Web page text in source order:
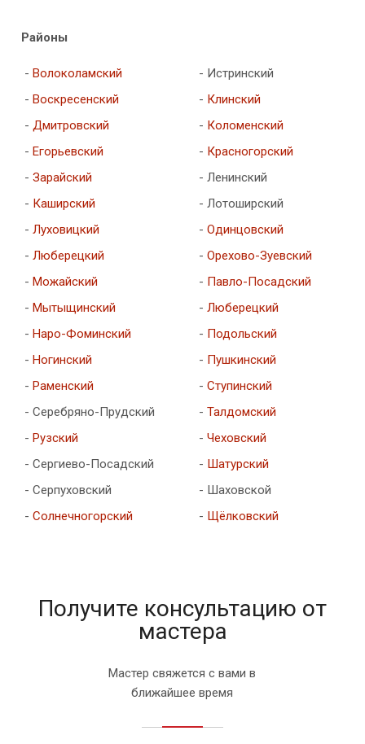
Районы
- Волоколамский
- Воскресенский
- Дмитровский
- Егорьевский
- Зарайский
- Каширский
- Истринский
- Клинский
- Коломенский
- Красногорский
- Ленинский
- Лотоширский
- Луховицкий
- Люберецкий
- Можайский
- Мытыщинский
- Наро-Фоминский
- Ногинский
- Одинцовский
- Орехово-Зуевский
- Павло-Посадский
- Люберецкий
- Подольский
- Пушкинский
- Раменский
- Серебряно-Прудский
- Рузский
- Сергиево-Посадский
- Серпуховский
- Солнечногорский
- Ступинский
- Талдомский
- Чеховский
- Шатурский
- Шаховской
- Щёлковский
Получите консультацию от
мастера
Мастер свяжется с вами в
ближайшее время